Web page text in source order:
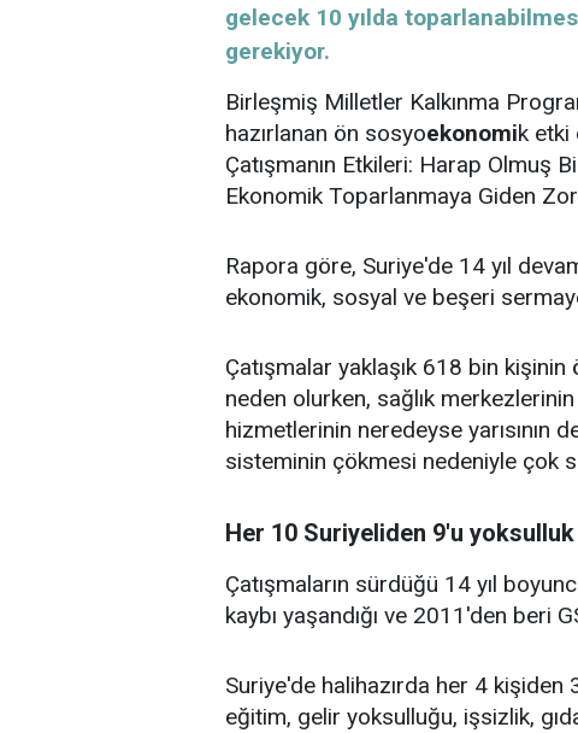
gelecek 10 yılda
gerekiyor.
Birleşmiş Milletler Kalkınma
hazırlanan ön sosyoekonomik etki
Çatışmanın Etkileri: Harap Olmuş
Ekonomik Toparlanmaya Giden
Rapora göre, Suriye'de 14 yıl
ekonomik, sosyal ve beşeri
Çatışmalar yaklaşık 618 bin
neden olurken, sağlık
hizmetlerinin neredeyse yarısının
sisteminin çökmesi nedeniyle çok
Her 10 Suriyeliden 9'u
Çatışmaların sürdüğü 14 yıl
kaybı yaşandığı ve 2011'den beri
Suriye'de halihazırda her 4 kişiden
eğitim, gelir yoksulluğu, işsizlik,